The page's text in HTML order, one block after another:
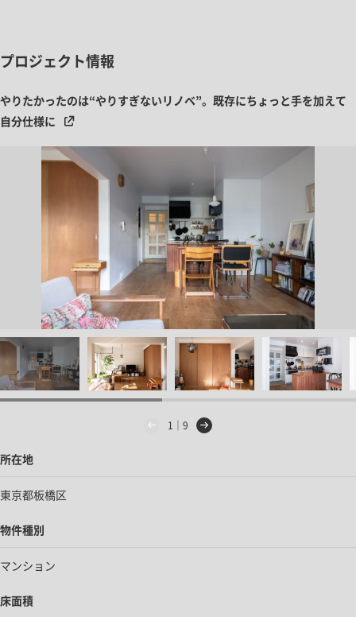
プロジェクト情報
やりたかったのは“やりすぎないリノベ”。既存にちょっと手を加えて
自分仕様に
1｜9
所在地
東京都板橋区
物件種別
マンション
床面積